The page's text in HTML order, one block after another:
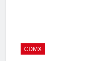
CDMX